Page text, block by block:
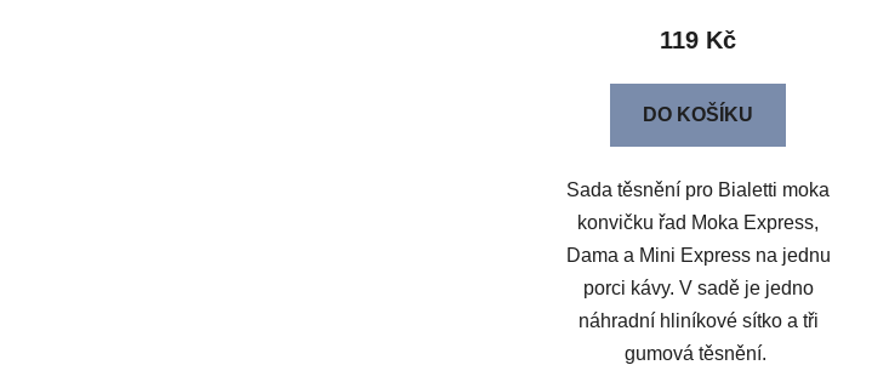
119 Kč
DO KOŠÍKU
Sada těsnění pro Bialetti moka
konvičku řad Moka Express,
Dama a Mini Express na jednu
porci kávy. V sadě je jedno
náhradní hliníkové sítko a tři
gumová těsnění.